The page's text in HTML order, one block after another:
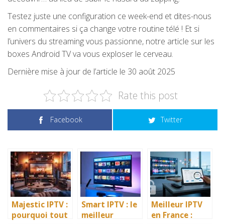
Testez juste une configuration ce week-end et dites-nous
en commentaires si ça change votre routine télé ! Et si
l’univers du streaming vous passionne, notre article sur les
boxes Android TV va vous exploser le cerveau.
Dernière mise à jour de l’article le 30 août 2025
Rate this post
Facebook Twitter
Majestic IPTV :
pourquoi tout
Smart IPTV : le
meilleur
Meilleur IPTV
en France :